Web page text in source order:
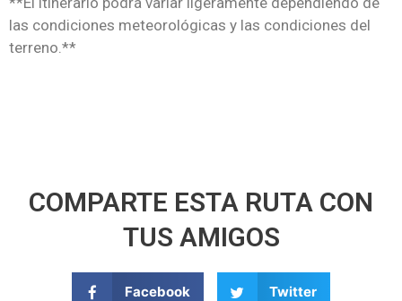
las condiciones meteorológicas y las condiciones del
terreno.**
COMPARTE ESTA RUTA CON
TUS AMIGOS
Facebook Twitter